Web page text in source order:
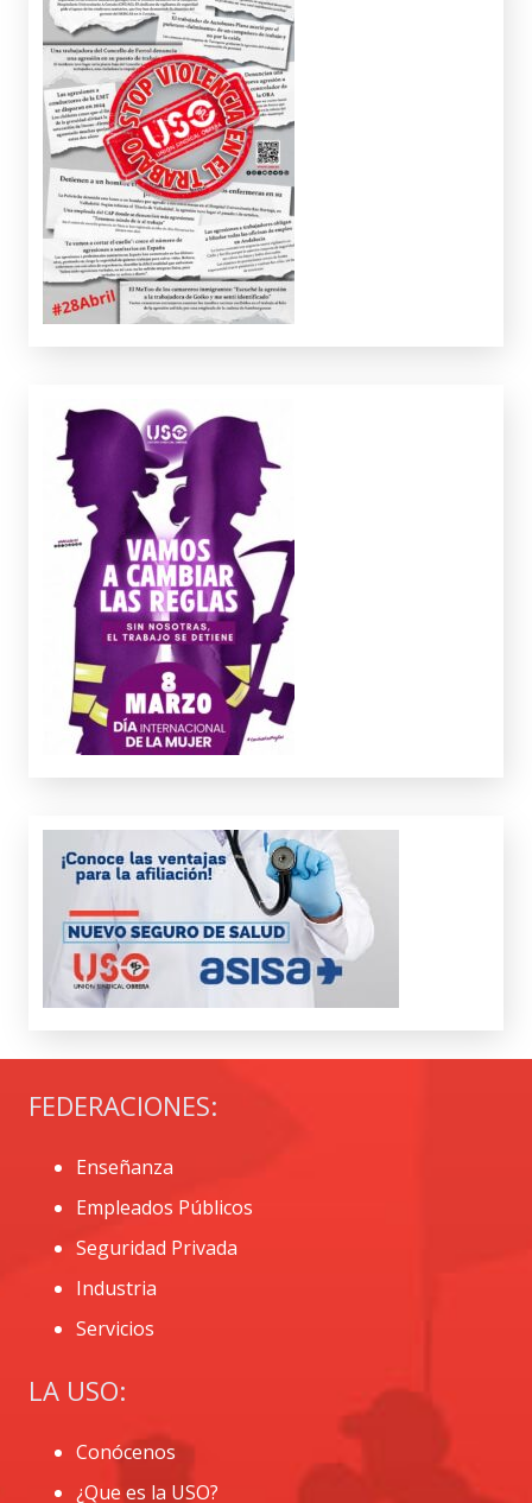
FEDERACIONES:
Enseñanza
Empleados Públicos
Seguridad Privada
Industria
Servicios
LA USO:
Conócenos
¿Que es la USO?